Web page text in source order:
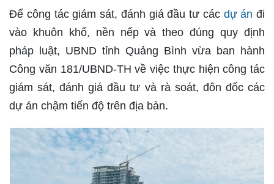
Để công tác giám sát, đánh giá đầu tư các dự án đi
vào khuôn khổ, nền nếp và theo đúng quy định
pháp luật, UBND tỉnh Quảng Bình vừa ban hành
Công văn 181/UBND-TH về việc thực hiện công tác
giám sát, đánh giá đầu tư và rà soát, đôn đốc các
dự án chậm tiến độ trên địa bàn.